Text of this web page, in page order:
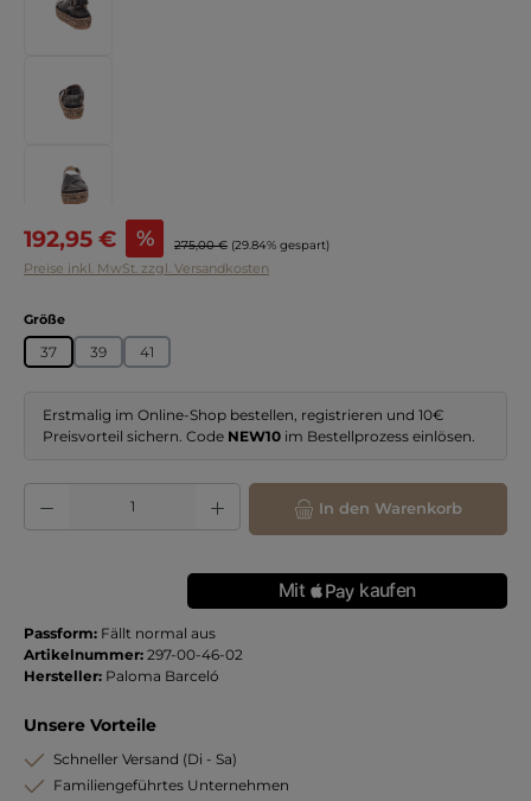
Verkaufspreis:
192,95 € % Regulärer Preis:
275,00 € (29.84% gespart)
Preise inkl. MwSt. zzgl. Versandkosten
Größeauswählen
37 39 41
Erstmalig im Online-Shop bestellen, registrieren und 10€
Preisvorteil sichern. Code NEW10 im Bestellprozess einlösen.
Produkt Anzahl: Gib den gewünschten Wert ein oder benutze die
In den Warenkorb
Passform: Fällt normal aus
Artikelnummer: 297-00-46-02
Hersteller: Paloma Barceló
Unsere Vorteile
Schneller Versand (Di - Sa)
Familiengeführtes Unternehmen